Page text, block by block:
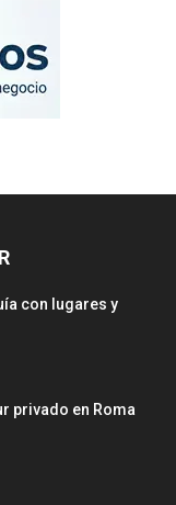
con lugares y
privado en Roma